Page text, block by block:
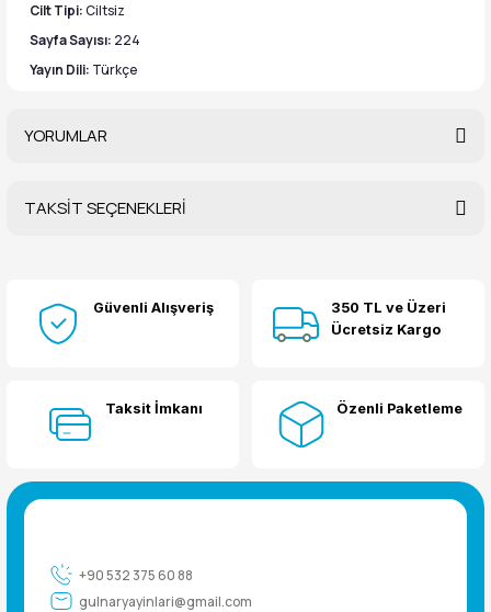
Cilt Tipi:Ciltsiz
Sayfa Sayısı: 224
Yayın Dili: Türkçe
YORUMLAR
Yorum Yaz
TAKSİT SEÇENEKLERİ
Güvenli Alışveriş
350 TL ve Üzeri
Ücretsiz Kargo
Taksit İmkanı Özenli Paketleme
+90 532 375 60 88
gulnaryayinlari@gmail.com